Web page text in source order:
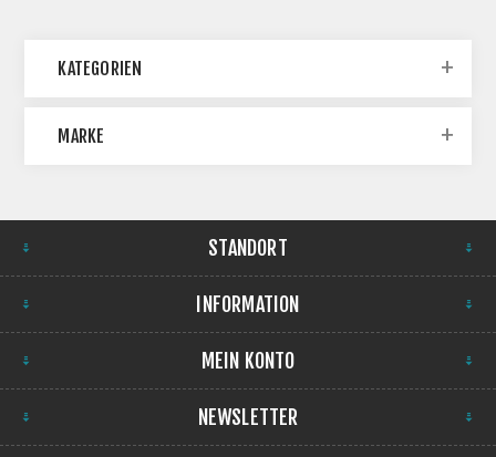
KATEGORIEN
MARKE
STANDORT
INFORMATION
MEIN KONTO
NEWSLETTER